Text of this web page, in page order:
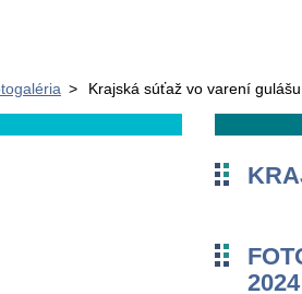
> Krajská súťaž vo varení
2024